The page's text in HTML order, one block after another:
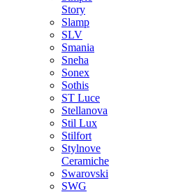
Story
Slamp
SLV
Smania
Sneha
Sonex
Sothis
ST Luce
Stellanova
Stil Lux
Stilfort
Stylnove
Ceramiche
Swarovski
SWG